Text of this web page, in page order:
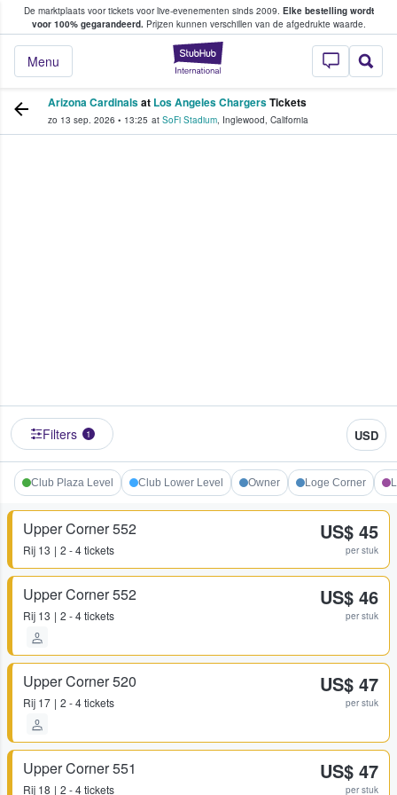
De marktplaats voor tickets voor live-evenementen sinds 2009. Elke bestelling wordt
voor 100% gegarandeerd.Prijzen kunnen verschillen van de afgedrukte waarde.
StubHub: waar
Menu
tickets kopen en verkopen
Arizona Cardinalsat Los Angeles ChargersTickets
zo 13 sep. 2026 • 13:25 at SoFi Stadium, Inglewood, California
Filters 1 USD
Club Plaza Level Club Lower Level Owner Loge Corner
Upper Corner 552
Rij 13 2 - 4 tickets
US$ 45
per stuk
Upper Corner 552
Rij 13 2 - 4 tickets
US$ 46
per stuk
Upper Corner 520
Rij 17 2 - 4 tickets
US$ 47
per stuk
Upper Corner 551
Rij 18 2 - 4 tickets
US$ 47
per stuk